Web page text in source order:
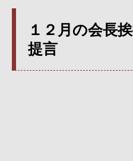
１２月の会長
提言